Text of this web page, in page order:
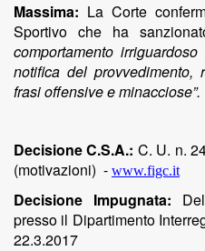
Massima: La Corte
Sportivo che ha
comportamento
notifica del
frasi offensive e minacciose”.
Decisione C.S.A.: C. U. n.
(motivazioni) - www.figc.it
Decisione Impugnata:
presso il Dipartimento
22.3.2017